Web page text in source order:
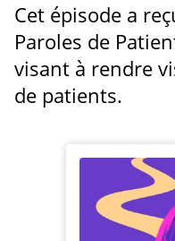
Cet épisode a
Paroles de
visant à rendre
de patients.